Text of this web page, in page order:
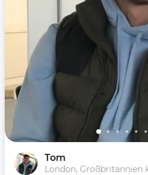
Tom
London, Großbritannien